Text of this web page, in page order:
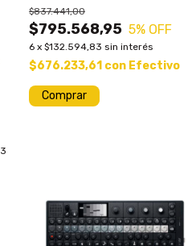
Sintetizador
$795.568,95
$837.441,00
5% OFF
6 x $132.594,83 sin interés
$676.233,61 con Efectivo
3